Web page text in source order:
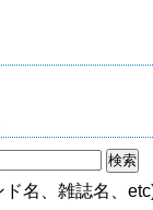
名、雑誌名、